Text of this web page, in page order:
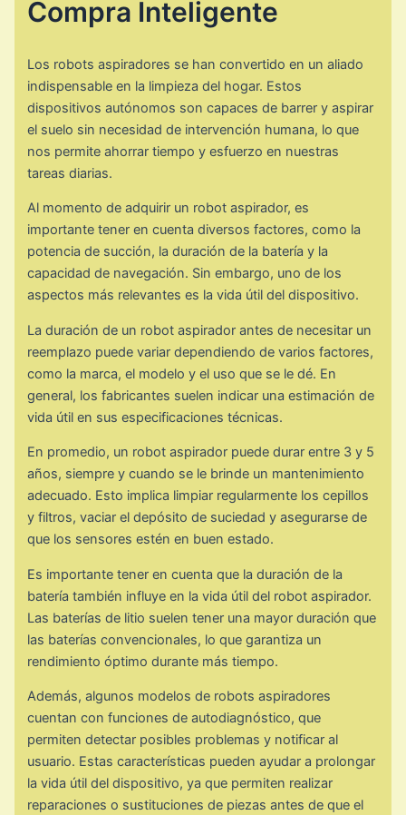
Compra Inteligente
Los robots aspiradores se han convertido en un aliado
indispensable en la limpieza del hogar. Estos
dispositivos autónomos son capaces de barrer y aspirar
el suelo sin necesidad de intervención humana, lo que
nos permite ahorrar tiempo y esfuerzo en nuestras
tareas diarias.
Al momento de adquirir un robot aspirador, es
importante tener en cuenta diversos factores, como la
potencia de succión, la duración de la batería y la
capacidad de navegación. Sin embargo, uno de los
aspectos más relevantes es la vida útil del dispositivo.
La duración de un robot aspirador antes de necesitar un
reemplazo puede variar dependiendo de varios factores,
como la marca, el modelo y el uso que se le dé. En
general, los fabricantes suelen indicar una estimación de
vida útil en sus especificaciones técnicas.
En promedio, un robot aspirador puede durar entre 3 y 5
años, siempre y cuando se le brinde un mantenimiento
adecuado. Esto implica limpiar regularmente los cepillos
y filtros, vaciar el depósito de suciedad y asegurarse de
que los sensores estén en buen estado.
Es importante tener en cuenta que la duración de la
batería también influye en la vida útil del robot aspirador.
Las baterías de litio suelen tener una mayor duración que
las baterías convencionales, lo que garantiza un
rendimiento óptimo durante más tiempo.
Además, algunos modelos de robots aspiradores
cuentan con funciones de autodiagnóstico, que
permiten detectar posibles problemas y notificar al
usuario. Estas características pueden ayudar a prolongar
la vida útil del dispositivo, ya que permiten realizar
reparaciones o sustituciones de piezas antes de que el